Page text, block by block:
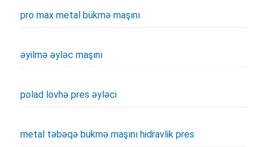
pro max metal bükmə maşını
əyilmə əyləc maşını
polad lövhə pres əyləci
metal təbəqə bükmə maşını hidravlik pres